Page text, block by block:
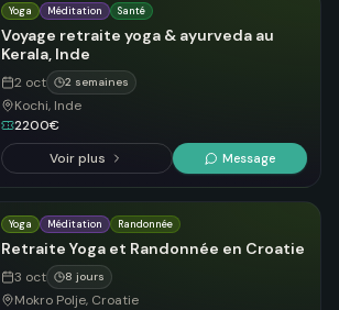
Yoga Méditation Santé
Voyage retraite yoga & ayurveda au
Kerala, Inde
2 oct 2 semaines
Kochi, Inde
2200€
Voir plus
Message
Yoga Méditation Randonnée
Retraite Yoga et Randonnée en Croatie
3 oct 8 jours
Mokro Polje, Croatie